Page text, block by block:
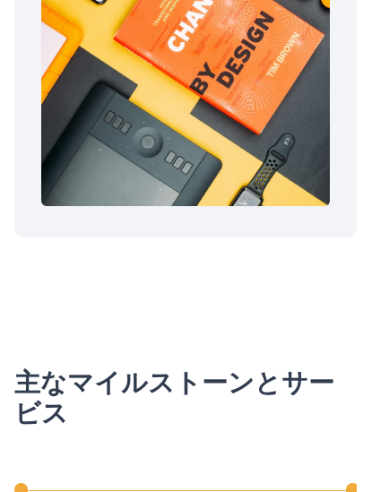
主なマイルストーンとサー
ビス